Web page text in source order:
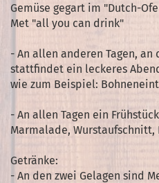
Gemüse gegart im "Dutch-
Met "all you can drink"
- An allen anderen Tagen, an
stattfindet ein leckeres
wie zum Beispiel:
- An allen Tagen ein
Marmalade, Wurstaufschnitt,
Getränke:
- An den zwei Gelagen sind